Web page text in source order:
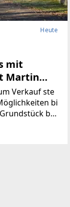
Heute
mit
Martin
Verkauf ste
bi
be
aus derzeit
zweist